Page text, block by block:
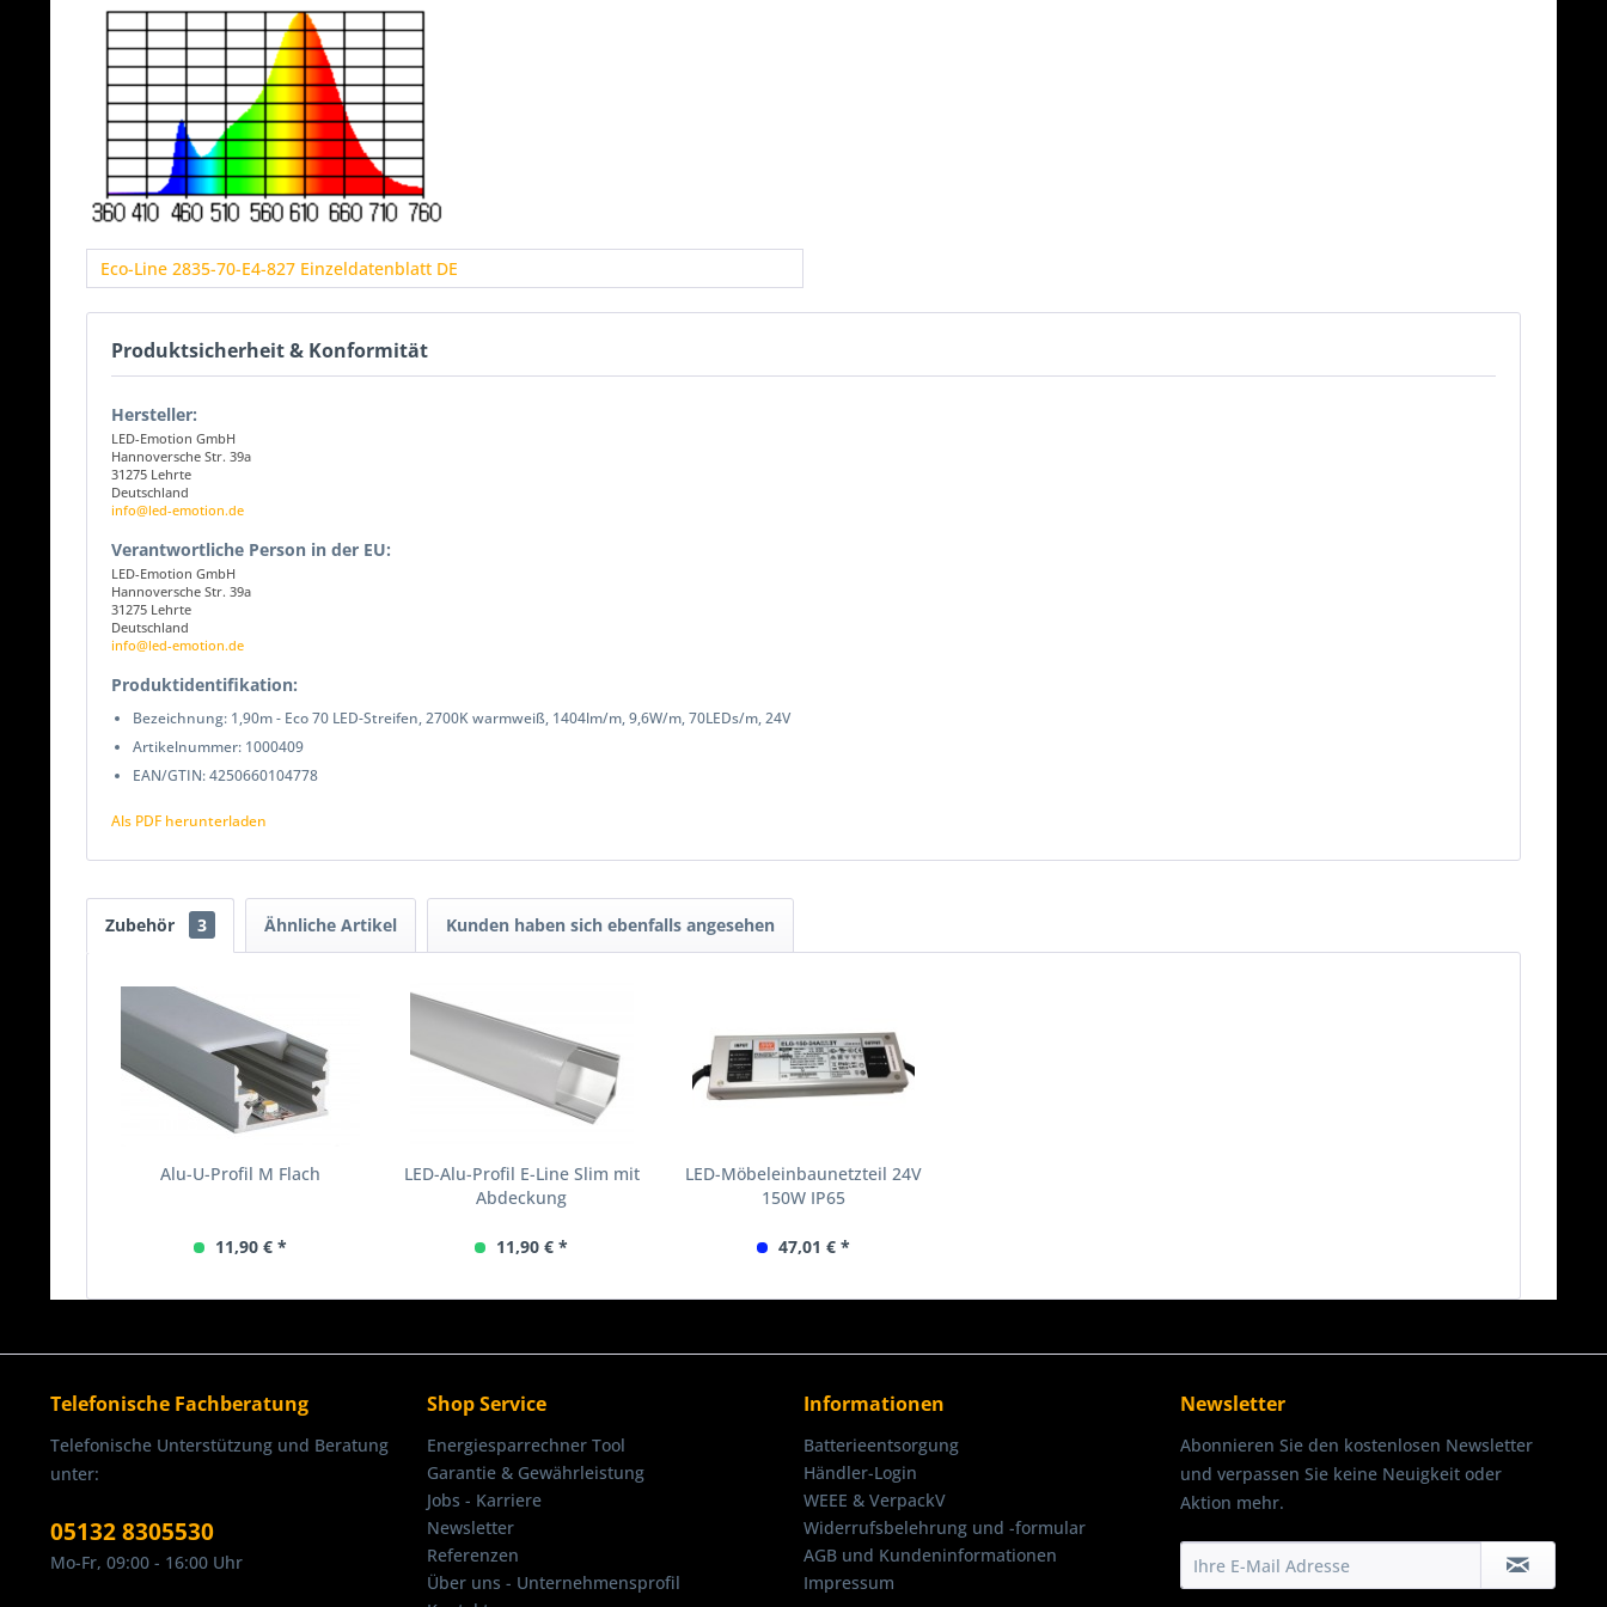
Eco-Line 2835-70-E4-827 Einzeldatenblatt DE
Produktsicherheit & Konformität
Hersteller:
LED-Emotion GmbH
Hannoversche Str. 39a
31275 Lehrte
Deutschland
info@led-emotion.de
Verantwortliche Person in der EU:
LED-Emotion GmbH
Hannoversche Str. 39a
31275 Lehrte
Deutschland
info@led-emotion.de
Produktidentifikation:
Bezeichnung: 1,90m - Eco 70 LED-Streifen, 2700K warmweiß, 1404lm/m, 9,6W/m, 70LEDs/m, 24V
Artikelnummer: 1000409
EAN/GTIN: 4250660104778
Als PDF herunterladen
Zubehör 3 Ähnliche Artikel Kunden haben sich ebenfalls angesehen
Alu-U-Profil M Flach
11,90 € *
LED-Alu-Profil E-Line Slim mit
Abdeckung
11,90 € *
LED-Möbeleinbaunetzteil 24V
150W IP65
47,01 € *
Telefonische Fachberatung
Telefonische Unterstützung und Beratung
unter:
05132 8305530
Mo-Fr, 09:00 - 16:00 Uhr
Shop Service
Energiesparrechner Tool
Garantie & Gewährleistung
Jobs - Karriere
Newsletter
Referenzen
Über uns - Unternehmensprofil
Informationen
Batterieentsorgung
Händler-Login
WEEE & VerpackV
Widerrufsbelehrung und -formular
AGB und Kundeninformationen
Impressum
Newsletter
Abonnieren Sie den kostenlosen Newsletter
und verpassen Sie keine Neuigkeit oder
Aktion mehr.